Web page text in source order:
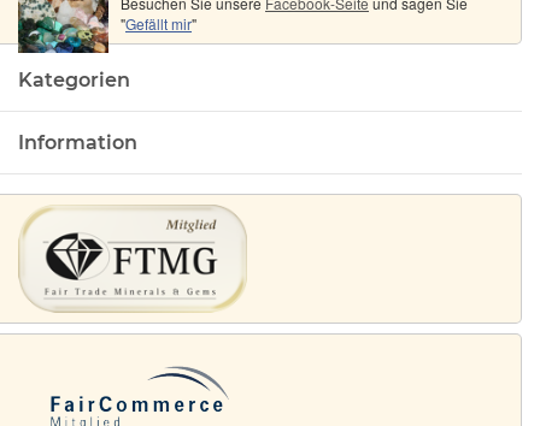
"Gefällt mir"
Kategorien
Information